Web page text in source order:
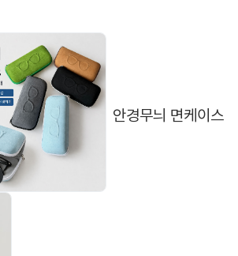
안경무늬 면케이스